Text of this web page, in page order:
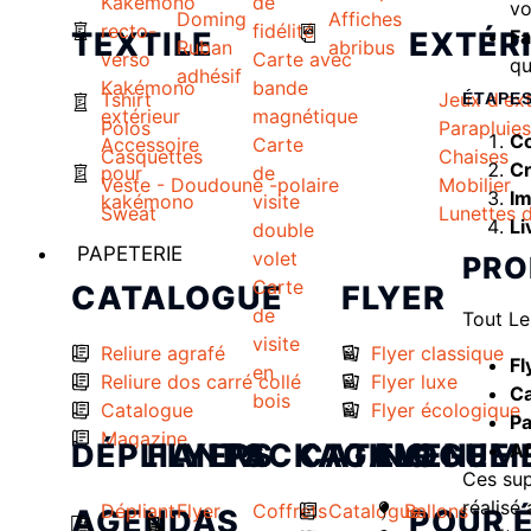
TEXTILE
Tshirt
Polos
Casquettes
Veste - Doudoune -polaire
Sweat
Jeux
Parapluies
Chaises
Mobilier
Lunettes
PAPETERIE
CATALOGUE
Reliure agrafé
Reliure dos carré collé
Catalogue
Magazine
FLYER
Flyer classique
Flyer luxe
Flyer écologique
AGENDAS POUR
recto-
verso
Kakémono
extérieur
Accessoire
pour
kakémono
Doming
Ruban
adhésif
fidélité
Carte avec
bande
magnétique
Carte
de
visite
double
volet
Carte
de
visite
en
bois
Affiches
abribus
DÉPLIANTS
Dépliant
FLYERS
Flyer
PACKAGING
Coffrets
CATALOGUE
CatalogueBallons
Tout
Ces
réalisé